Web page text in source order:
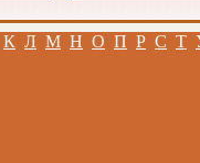
К Л М Н О П Р С Т